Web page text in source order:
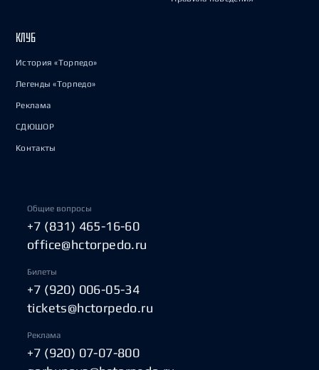
КЛУБ
История «Торпедо»
Легенды «Торпедо»
Реклама
СДЮШОР
Контакты
Общие вопросы
+7 (831) 465-16-60
office@hctorpedo.ru
Билеты
+7 (920) 006-05-34
tickets@hctorpedo.ru
Реклама
+7 (920) 07-07-800